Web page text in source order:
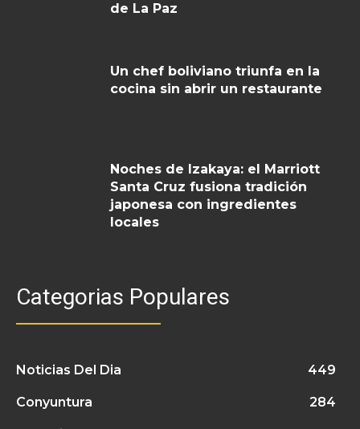
de La Paz
Un chef boliviano triunfa en la
cocina sin abrir un restaurante
Noches de Izakaya: el Marriott
Santa Cruz fusiona tradición
japonesa con ingredientes
locales
Categorias Populares
Noticias Del Dia 449
Conyuntura 284